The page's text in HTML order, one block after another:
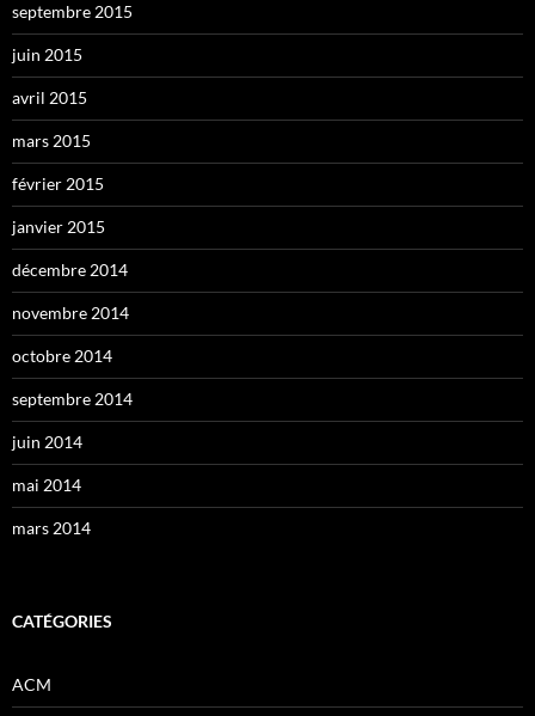
septembre 2015
juin 2015
avril 2015
mars 2015
février 2015
janvier 2015
décembre 2014
novembre 2014
octobre 2014
septembre 2014
juin 2014
mai 2014
mars 2014
CATÉGORIES
ACM